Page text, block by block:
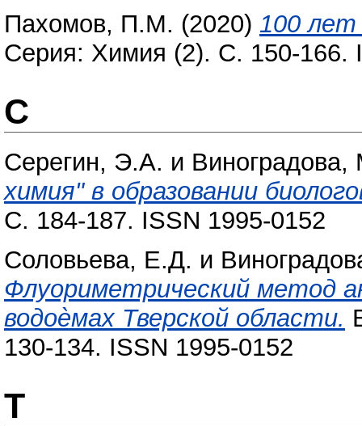
Пахомов, П.М. (2020) 100 лет
Серия: Химия (2). С. 150-166.
С
Серегин, Э.А. и Виноградова,
химия" в образовании
С. 184-187. ISSN 1995-0152
Соловьева, Е.Д. и
Флуориметрический метод
водоѐмах Тверской области.
130-134. ISSN 1995-0152
Т